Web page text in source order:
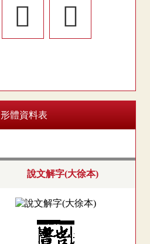
󱋀
󱊿
形體資料表
說文解字(大徐本)